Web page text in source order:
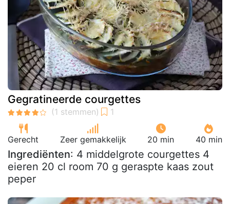
Gegratineerde courgettes
Gerecht Zeer gemakkelijk 20 min 40 min
Ingrediënten: 4 middelgrote courgettes 4
eieren 20 cl room 70 g geraspte kaas zout
peper